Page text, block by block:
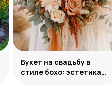
Букет на свадьбу в
стиле бохо: эстетика